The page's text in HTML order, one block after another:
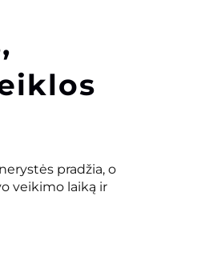
pradžia, o
veikimo laiką ir